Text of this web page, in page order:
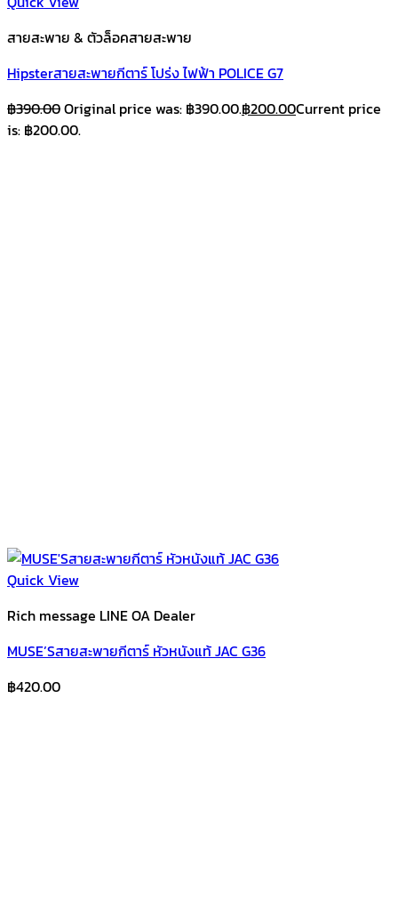
สายสะพาย & ตัวล็อคสายสะพาย
Hipsterสายสะพายกีตาร์ โปร่ง ไฟฟ้า POLICE G7
฿390.00Original price was: ฿390.00.฿200.00Current price
is: ฿200.00.
Quick View
Rich message LINE OA Dealer
MUSE’Sสายสะพายกีตาร์ หัวหนังแท้ JAC G36
฿420.00